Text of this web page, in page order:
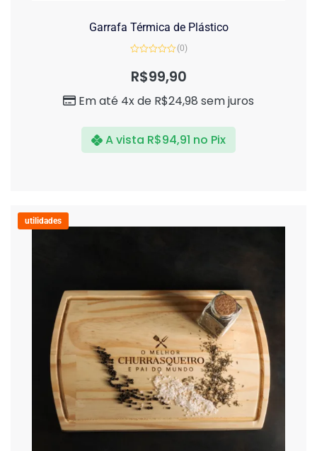
Garrafa Térmica de Plástico
0
de
(0)
R$99,90
Em até 4x de R$24,98 sem juros
A vista R$94,91 no Pix
utilidades